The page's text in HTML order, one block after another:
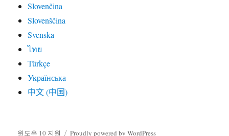
Slovenčina
Slovenščina
Svenska
ไทย
Türkçe
Українська
中文 (中国)
윈도우 10 지원 Proudly powered by WordPress